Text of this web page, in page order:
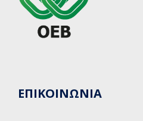
ΕΠΙΚΟΙΝΩΝΙΑ